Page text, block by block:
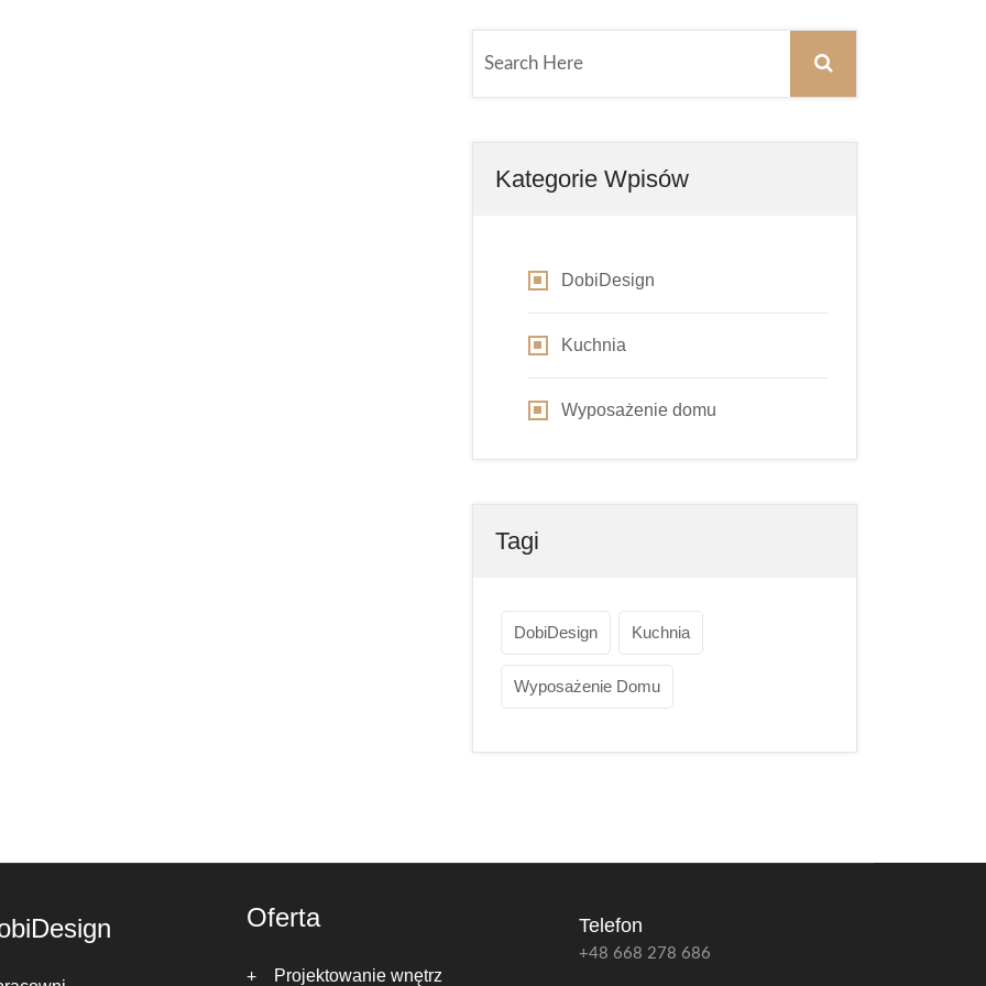
Kategorie Wpisów
DobiDesign
Kuchnia
Wyposażenie domu
Tagi
DobiDesign Kuchnia
Wyposażenie Domu
Oferta
Projektowanie wnętrz
Telefon
+48 668 278 686